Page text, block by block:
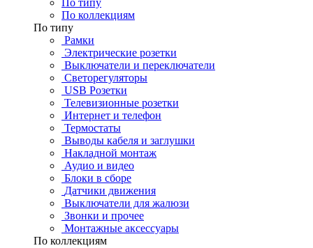
По типу
По коллекциям
По типу
Рамки
Электрические розетки
Выключатели и переключатели
Светорегуляторы
USB Розетки
Телевизионные розетки
Интернет и телефон
Термостаты
Выводы кабеля и заглушки
Накладной монтаж
Аудио и видео
Блоки в сборе
Датчики движения
Выключатели для жалюзи
Звонки и прочее
Монтажные аксессуары
По коллекциям